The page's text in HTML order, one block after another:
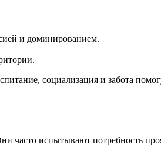
и доминированием.
социализация и забота
часто испытывают потребность